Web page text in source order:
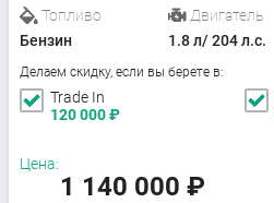
Топливо
Бензин
Двигатель
1.8 л/ 204 л.с.
Делаем скидку, если вы берете в:
Trade In
120 000₽
Цена:
1 140 000 ₽